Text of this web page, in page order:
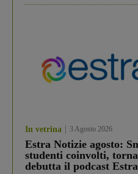
In vetrina 3 Agosto 2026
Estra Notizie agosto:
studenti coinvolti,
debutta il podcast